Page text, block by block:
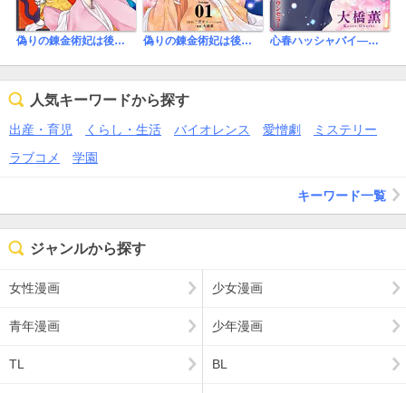
偽りの錬金術妃は後宮の闇を解く 偽りの錬金術妃は後宮の闇を解く【単話】 心春ハッシャバイ―真夜中のカウンセラー―［1話売り］
人気キーワードから探す
出産・育児 くらし・生活 バイオレンス 愛憎劇
ミステリー
ラブコメ
学園
キーワード一覧
ジャンルから探す
女性漫画 少女漫画
青年漫画 少年漫画
TL BL